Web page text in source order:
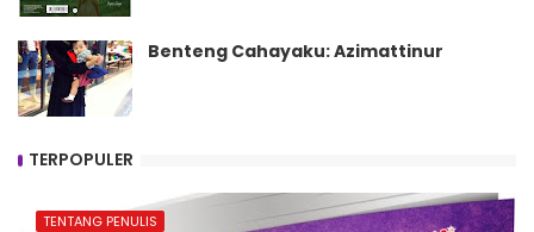
Benteng Cahayaku: Azimattinur
TERPOPULER
TENTANG PENULIS